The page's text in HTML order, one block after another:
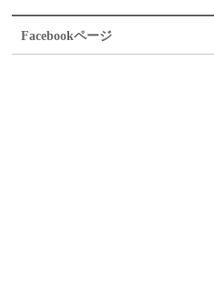
Facebookページ